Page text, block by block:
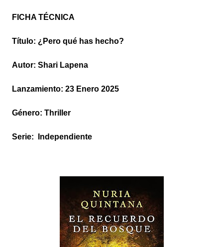
FICHA TÉCNICA
Título: ¿Pero qué has hecho?
Autor: Shari Lapena
Lanzamiento: 23 Enero 2025
Género: Thriller
Serie: Independiente